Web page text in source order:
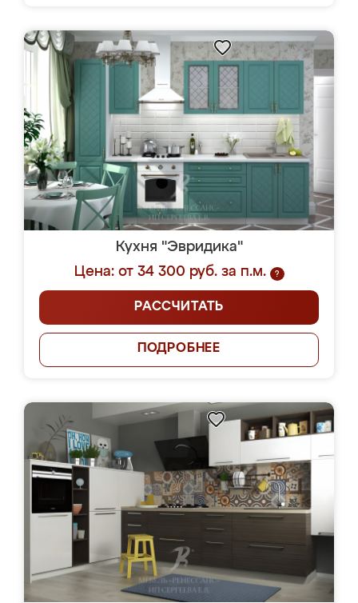
Кухня "Эвридика"
Цена: от 34 300 руб. за п.м.
?
РАССЧИТАТЬ
ПОДРОБНЕЕ